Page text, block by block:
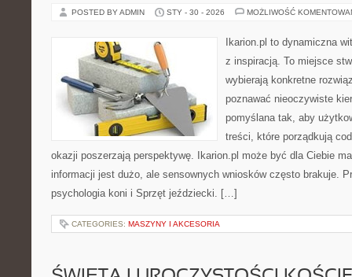
POSTED BY ADMIN STY - 30 - 2026 MOŻLIWOŚĆ
Ikarion.pl to dynamiczna
z inspiracją. To miejsce
wybierają konkretne
poznawać nieoczywiste
pomyślana tak, aby
treści, które porządkują
okazji poszerzają perspektywę. Ikarion.pl może być dla Ciebie
informacji jest dużo, ale sensownych wniosków często brakuje.
psychologia koni i Sprzęt jeździecki. […]
CATEGORIES: MASZYNY I AKCESORIA